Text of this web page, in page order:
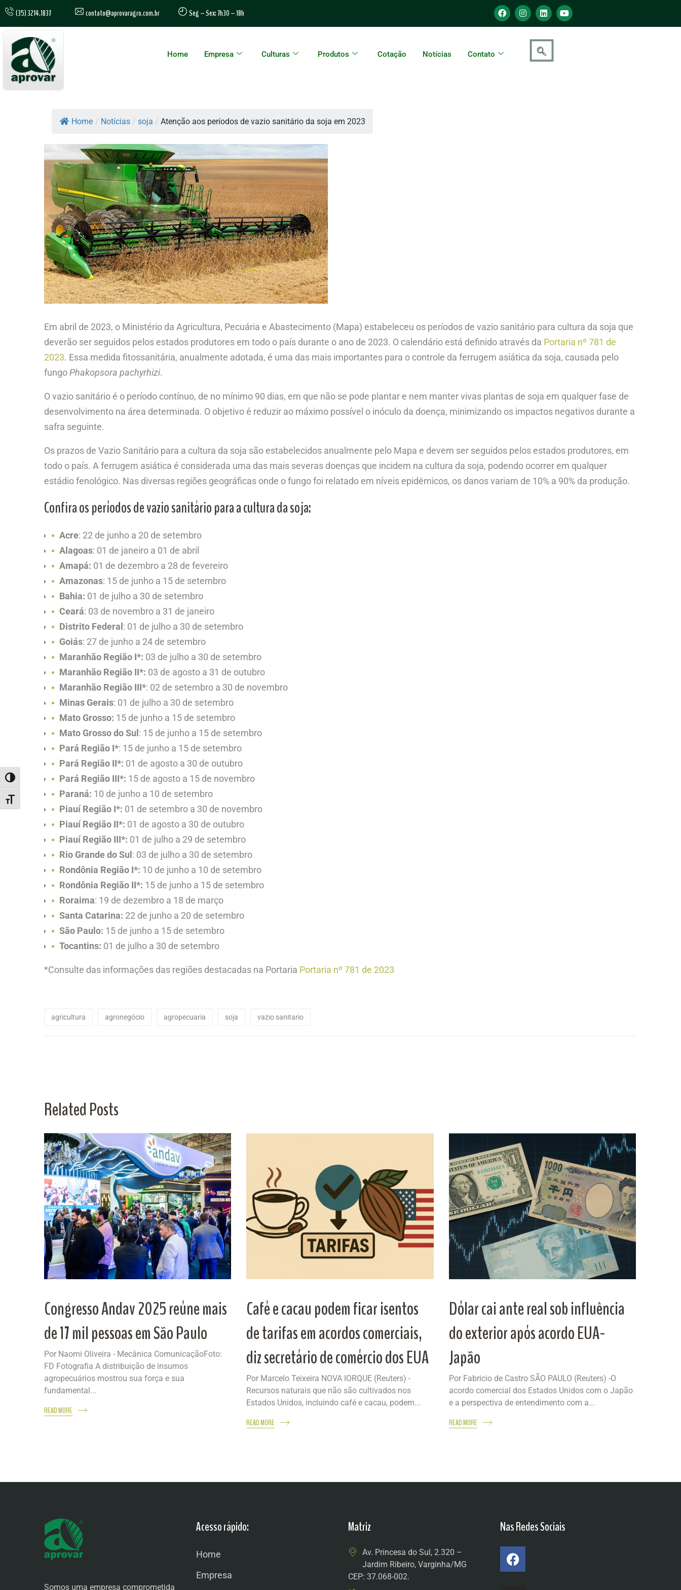
ALTERNAR ALTO CONTRASTE
ALTERNAR TAMANHO DA FONTE
(35) 3214.1837 contato@aprovaragro.com.br Seg – Sex: 7h30 – 18h
Home Empresa Culturas Produtos Cotação Notícias Contato
Home / Notícias / soja / Atenção aos períodos de vazio sanitário da soja em 2023
Em abril de 2023, o Ministério da Agricultura, Pecuária e Abastecimento (Mapa) estabeleceu os períodos de vazio sanitário para cultura da soja que
deverão ser seguidos pelos estados produtores em todo o país durante o ano de 2023. O calendário está definido através da Portaria nº 781 de
2023. Essa medida fitossanitária, anualmente adotada, é uma das mais importantes para o controle da ferrugem asiática da soja, causada pelo
fungoPhakopsora pachyrhizi.
O vazio sanitário é o período contínuo, de no mínimo 90 dias, em que não se pode plantar e nem manter vivas plantas de soja em qualquer fase de
desenvolvimento na área determinada. O objetivo é reduzir ao máximo possível o inóculo da doença, minimizando os impactos negativos durante a
safra seguinte.
Os prazos de Vazio Sanitário para a cultura da soja são estabelecidos anualmente pelo Mapa e devem ser seguidos pelos estados produtores, em
todo o país. A ferrugem asiática é considerada uma das mais severas doenças que incidem na cultura da soja, podendo ocorrer em qualquer
estádio fenológico. Nas diversas regiões geográficas onde o fungo foi relatado em níveis epidêmicos, os danos variam de 10% a 90% da produção.
Confira os períodos de vazio sanitário para a cultura da soja:
Acre: 22 de junho a 20 de setembro
Alagoas: 01 de janeiro a 01 de abril
Amapá: 01 de dezembro a 28 de fevereiro
Amazonas: 15 de junho a 15 de setembro
Bahia: 01 de julho a 30 de setembro
Ceará: 03 de novembro a 31 de janeiro
Distrito Federal : 01 de julho a 30 de setembro
Goiás: 27 de junho a 24 de setembro
Maranhão Região I*: 03 de julho a 30 de setembro
Maranhão Região II*: 03 de agosto a 31 de outubro
Maranhão Região III*: 02 de setembro a 30 de novembro
Minas Gerais: 01 de julho a 30 de setembro
Mato Grosso: 15 de junho a 15 de setembro
Mato Grosso do Sul : 15 de junho a 15 de setembro
Pará Região I*: 15 de junho a 15 de setembro
Pará Região II*: 01 de agosto a 30 de outubro
Pará Região III*: 15 de agosto a 15 de novembro
Paraná: 10 de junho a 10 de setembro
Piauí Região I*: 01 de setembro a 30 de novembro
Piauí Região II*: 01 de agosto a 30 de outubro
Piauí Região III*: 01 de julho a 29 de setembro
Rio Grande do Sul : 03 de julho a 30 de setembro
Rondônia Região I*: 10 de junho a 10 de setembro
Rondônia Região II*: 15 de junho a 15 de setembro
Roraima: 19 de dezembro a 18 de março
Santa Catarina: 22 de junho a 20 de setembro
São Paulo: 15 de junho a 15 de setembro
Tocantins: 01 de julho a 30 de setembro
*Consulte das informações das regiões destacadas na Portaria Portaria nº 781 de 2023
agricultura agronegócio agropecuaria soja vazio sanitario
Related Posts
Congresso Andav 2025 reúne mais
de 17 mil pessoas em São Paulo
Por Naomi Oliveira - Mecânica ComunicaçãoFoto:
FD Fotografia A distribuição de insumos
agropecuários mostrou sua força e sua
fundamental...
READ MORE
Café e cacau podem ficar isentos
de tarifas em acordos comerciais,
diz secretário de comércio dos EUA
Por Marcelo Teixeira NOVA IORQUE (Reuters) -
Recursos naturais que não são cultivados nos
Estados Unidos, incluindo café e cacau, podem...
READ MORE
Dólar cai ante real sob influência
do exterior após acordo EUA-
Japão
Por Fabricio de Castro SÃO PAULO (Reuters) -O
acordo comercial dos Estados Unidos com o Japão
e a perspectiva de entendimento com a...
READ MORE
Somos uma empresa comprometida
Acesso rápido:
Home
Empresa
Matriz
Av. Princesa do Sul, 2.320 –
Jardim Ribeiro, Varginha/MG
CEP: 37.068-002.
Nas Redes Sociais